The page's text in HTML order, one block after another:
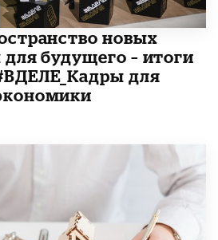
новых
будущего – итоги
для